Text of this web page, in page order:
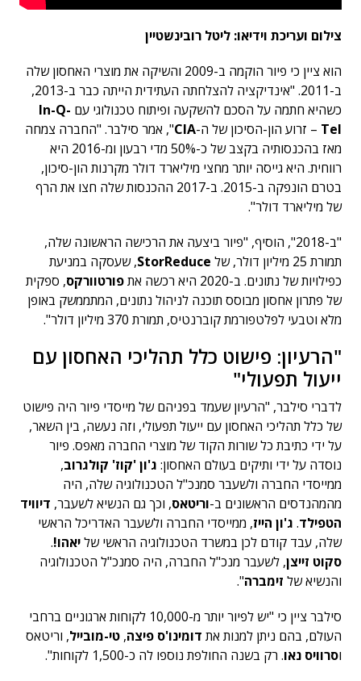
צילום ועריכת וידיאו: ליטל רובינשטיין
הוא ציין כי פיור הוקמה ב-2009 והשיקה את מוצרי האחסון שלה
ב-2011. "אינדיקציה להצלחתה העתידית הייתה כבר ב-2013,
כשהיא חתמה על הסכם להשקעה ופיתוח טכנולוגי עם In-Q-
Tel – זרוע הון-הסיכון של ה-CIA", אמר סילבר. "החברה צמחה
מאז בהכנסותיה בקצב של כ-50% מדי רבעון ומ-2016 היא
רווחית. היא גייסה יותר מחצי מיליארד דולר מקרנות הון-סיכון,
בטרם הונפקה ב-2015. ב-2017 ההכנסות שלה חצו את הרף
של מיליארד דולר".
"ב-2018", הוסיף, "פיור ביצעה את הרכישה הראשונה שלה,
תמורת 25 מיליון דולר, של
StorReduce, שעסקה במניעת
כפילויות של נתונים. ב-2020 היא רכשה את
פורטוורקס, ספקית
של פתרון אחסון מבוסס תוכנה לניהול נתונים, המתממשק באופן
מלא וטבעי לפלטפורמת קוברנטיס, תמורת 370 מיליון דולר".
"הרעיון: פישוט כלל תהליכי האחסון עם
ייעול תפעולי"
לדברי סילבר, "הרעיון שעמד בפניהם של מייסדי פיור היה פישוט
של כלל תהליכי האחסון עם ייעול תפעולי, וזה נעשה, בין השאר,
על ידי כתיבת כל שורות הקוד של מוצרי החברה מאפס. פיור
נוסדה על ידי ותיקים בעולם האחסון: ג'ון 'קוז' קולגרוב,
ממייסדי החברה ולשעבר סמנכ"ל הטכנולוגיה שלה, היה
מהמהנדסים הראשונים ב-וריטאס, וכך גם הנשיא לשעבר, דיוויד
הטפילד. ג'ון הייז, ממייסדי החברה ולשעבר האדריכל הראשי
שלה, עבד קודם לכן במשרד הטכנולוגיה הראשי שליאהו!.
סקוט זייצן, לשעבר מנכ"ל החברה, היה סמנכ"ל הטכנולוגיה
והנשיא של זימברה".
סילבר ציין כי "יש לפיור יותר מ-10,000 לקוחות ארגוניים ברחבי
העולם, בהם ניתן למנות את דומינו'ס פיצה, טי-מובייל, וריטאס
וסרוויס נאו. רק בשנה החולפת נוספו לה כ-1,500 לקוחות".